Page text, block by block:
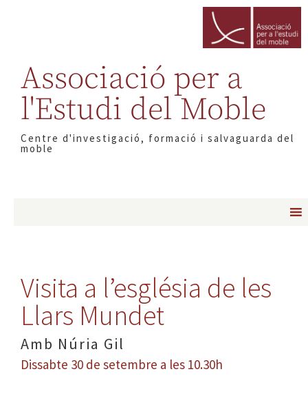
Associació per a
l'Estudi del Moble
Centre d'investigació, formació i salvaguarda del
moble
Visita a l’església de les
Llars Mundet
Amb Núria Gil
Dissabte 30 de setembre a les 10.30h